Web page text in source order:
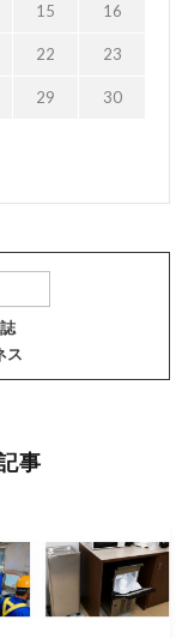
15 16
22 23
29 30
ス
事